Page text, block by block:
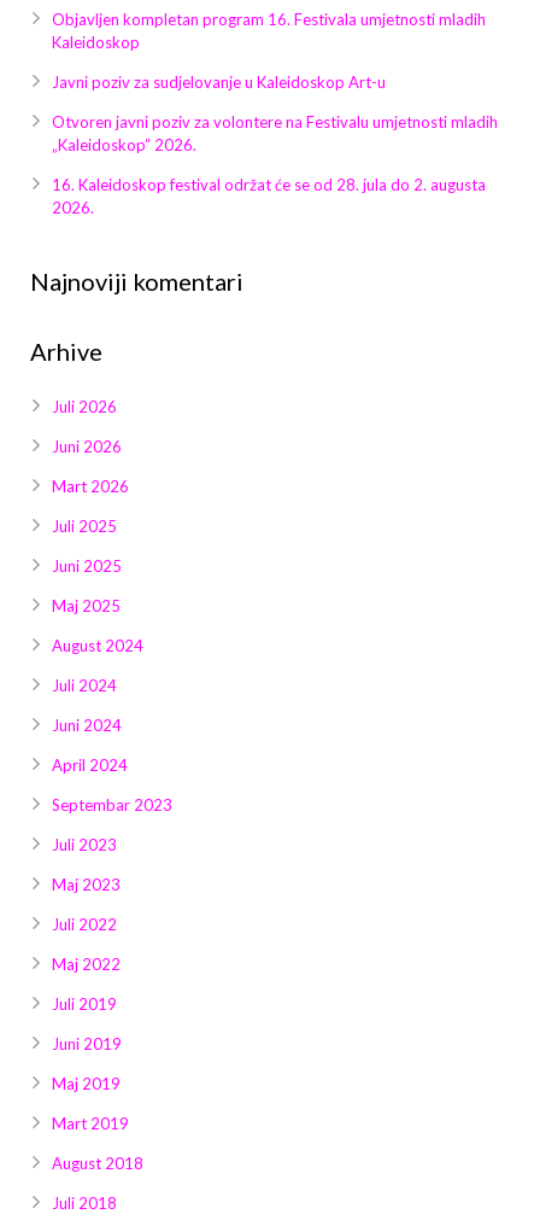
Galerija 2023
Objavljen kompletan program 16. Festivala umjetnosti mladih
Kaleidoskop
Javni poziv za sudjelovanje u Kaleidoskop Art-u
Otvoren javni poziv za volontere na Festivalu umjetnosti mladih
„Kaleidoskop“ 2026.
16. Kaleidoskop festival održat će se od 28. jula do 2. augusta
2026.
Najnoviji komentari
Arhive
Juli 2026
Juni 2026
Mart 2026
Juli 2025
Juni 2025
Maj 2025
August 2024
Juli 2024
Juni 2024
April 2024
Septembar 2023
Juli 2023
Maj 2023
Juli 2022
Maj 2022
Juli 2019
Juni 2019
Maj 2019
Mart 2019
August 2018
Juli 2018